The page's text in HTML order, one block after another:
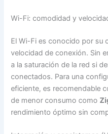
Wi-Fi: comodidad y
El Wi-Fi es conocido por su
velocidad de conexión. Sin
a la saturación de la red si
conectados. Para una
eficiente, es recomendable
de menor consumo como
rendimiento óptimo sin